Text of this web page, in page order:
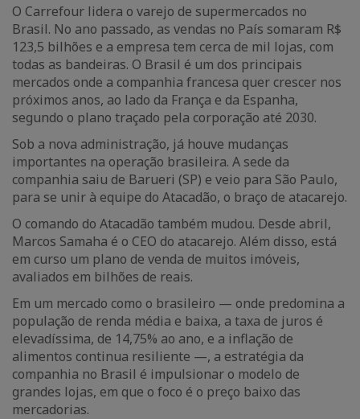
O Carrefour lidera o varejo de supermercados no
Brasil. No ano passado, as vendas no País somaram R$
123,5 bilhões e a empresa tem cerca de mil lojas, com
todas as bandeiras. O Brasil é um dos principais
mercados onde a companhia francesa quer crescer nos
próximos anos, ao lado da França e da Espanha,
segundo o plano traçado pela corporação até 2030.
Sob a nova administração, já houve mudanças
importantes na operação brasileira. A sede da
companhia saiu de Barueri (SP) e veio para São Paulo,
para se unir à equipe do Atacadão, o braço de atacarejo.
O comando do Atacadão também mudou. Desde abril,
Marcos Samaha é o CEO do atacarejo. Além disso, está
em curso um plano de venda de muitos imóveis,
avaliados em bilhões de reais.
Em um mercado como o brasileiro — onde predomina a
população de renda média e baixa, a taxa de juros é
elevadíssima, de 14,75% ao ano, e a inflação de
alimentos continua resiliente —, a estratégia da
companhia no Brasil é impulsionar o modelo de
grandes lojas, em que o foco é o preço baixo das
mercadorias.